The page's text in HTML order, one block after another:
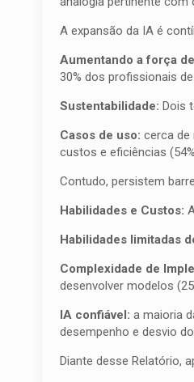
A expansão da IA é
Aumentando a força
30% dos profissionais
Sustentabilidade: Dois
Casos de uso: cerca de
custos e eficiências
Contudo, persistem
Habilidades e Custos:
Habilidades limitadas
Complexidade de
desenvolver modelos
IA confiável: a maioria
desempenho e desvio
Diante desse Relatório,